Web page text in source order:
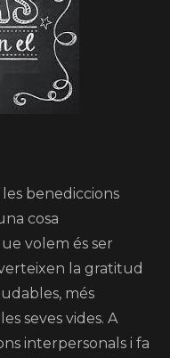
benediccions
cosa
volem és ser
la gratitud
més
seves vides. A
interpersonals i fa